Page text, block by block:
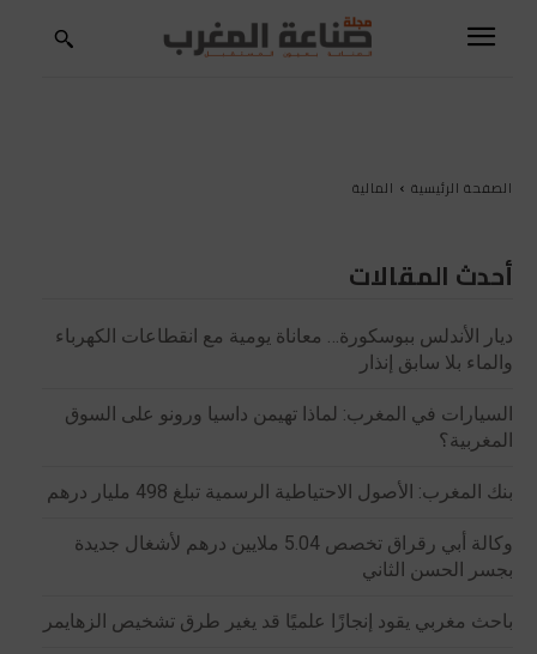
الصفحة الرئيسية المالية
أحدث المقالات
ديار الأندلس ببوسكورة… معاناة يومية مع انقطاعات الكهرباء
والماء بلا سابق إنذار
السيارات في المغرب: لماذا تهيمن داسيا ورونو على السوق
المغربية؟
بنك المغرب: الأصول الاحتياطية الرسمية تبلغ 498 مليار درهم
وكالة أبي رقراق تخصص 5.04 ملايين درهم لأشغال جديدة
بجسر الحسن الثاني
باحث مغربي يقود إنجازًا علميًا قد يغير طرق تشخيص الزهايمر